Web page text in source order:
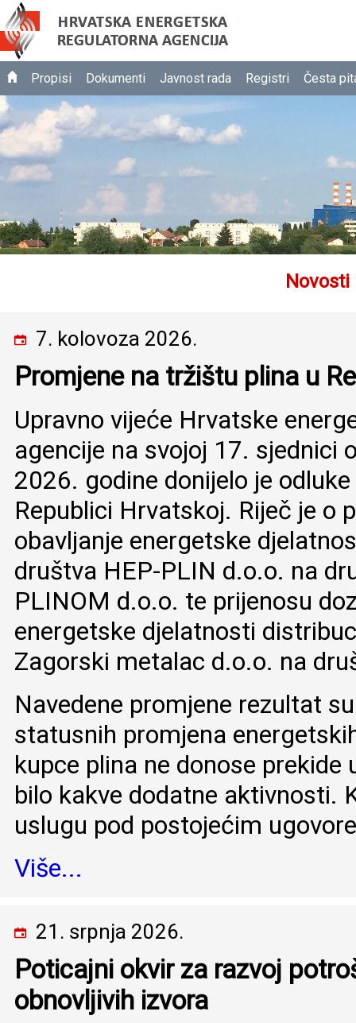
Propisi Dokumenti Javnost rada Registri Česta
Novosti
7. kolovoza 2026.
Promjene na tržištu plina u
Upravno vijeće Hrvatske
agencije na svojoj 17. sjednici
2026. godine donijelo je
Republici Hrvatskoj. Riječ je o
obavljanje energetske
društva HEP-PLIN d.o.o. na
PLINOM d.o.o. te prijenosu
energetske djelatnosti
Zagorski metalac d.o.o. na
Navedene promjene rezultat
statusnih promjena
kupce plina ne donose
bilo kakve dodatne aktivnosti.
uslugu pod postojećim
Više...
21. srpnja 2026.
Poticajni okvir za razvoj
obnovljivih izvora